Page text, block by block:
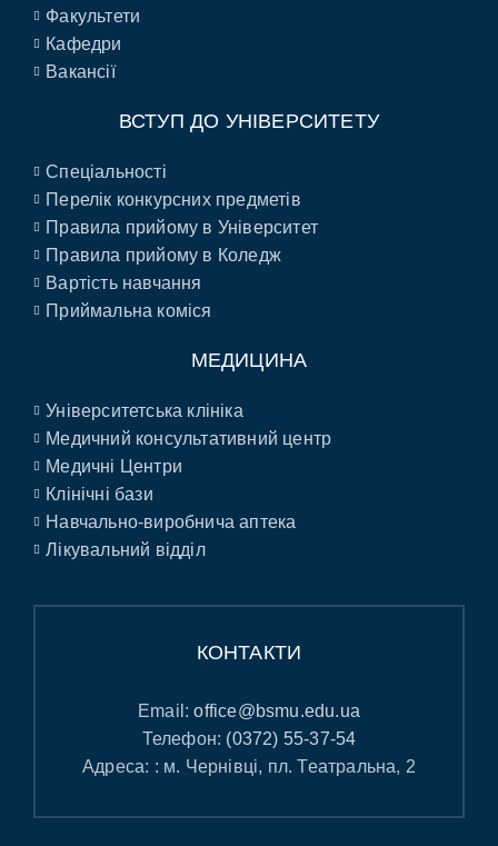
Факультети
Кафедри
Вакансії
ВСТУП ДО УНІВЕРСИТЕТУ
Спеціальності
Перелік конкурсних предметів
Правила прийому в Університет
Правила прийому в Коледж
Вартість навчання
Приймальна коміся
МЕДИЦИНА
Університетська клініка
Медичний консультативний центр
Медичні Центри
Клінічні бази
Навчально-виробнича аптека
Лікувальний відділ
КОНТАКТИ
Email:office@bsmu.edu.ua
Телефон: (0372) 55-37-54
Адреса: : м. Чернівці, пл. Театральна, 2